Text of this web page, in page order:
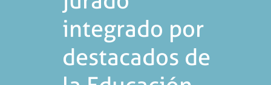
integrado por
destacados de